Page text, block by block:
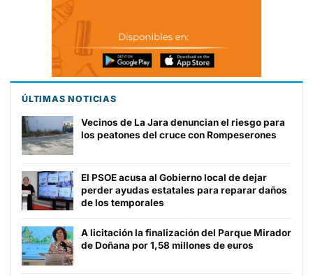
ÚLTIMAS NOTICIAS
Vecinos de La Jara denuncian el riesgo para
los peatones del cruce con Rompeserones
El PSOE acusa al Gobierno local de dejar
perder ayudas estatales para reparar daños
de los temporales
A licitación la finalización del Parque Mirador
de Doñana por 1,58 millones de euros